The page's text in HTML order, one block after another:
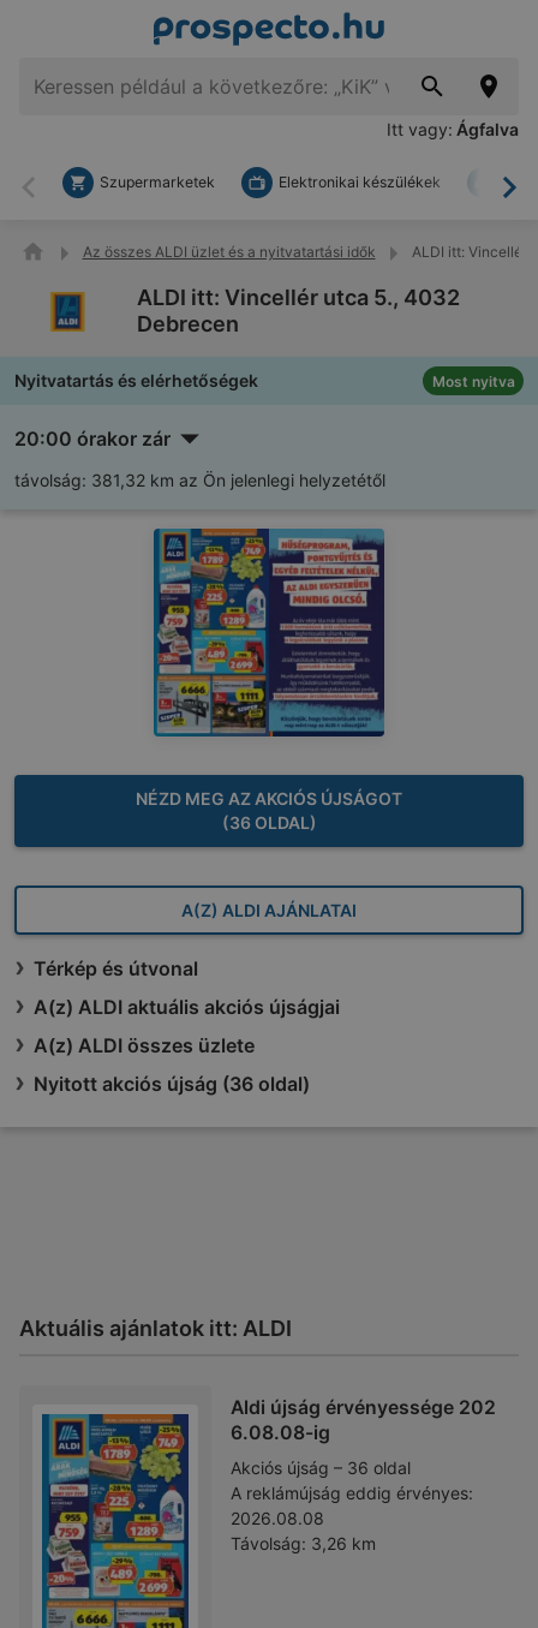
Itt vagy: Ágfalva
Vissza
Szupermarketek Elektronikai készülékek
Az összes ALDI üzlet és a nyitvatartási idők ALDI itt: Vincellér
ALDI itt: Vincellér utca 5., 4032
Debrecen
Nyitvatartás és elérhetőségek Most nyitva
20:00 órakor zár
távolság: 381,32 km az Ön jelenlegi helyzetétől
NÉZD MEG AZ AKCIÓS ÚJSÁGOT
(36 OLDAL)
A(Z) ALDI AJÁNLATAI
Térkép és útvonal
A(z) ALDI aktuális akciós újságjai
A(z) ALDI összes üzlete
Nyitott akciós újság (36 oldal)
Aktuális ajánlatok itt: ALDI
Aldi újság érvényessége 202
6.08.08-ig
Akciós újság – 36 oldal
A reklámújság eddig érvényes:
2026.08.08
Távolság: 3,26 km